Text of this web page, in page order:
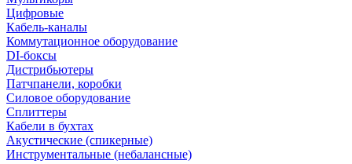
Цифровые
Кабель-каналы
Коммутационное оборудование
DI-боксы
Дистрибьютеры
Патчпанели, коробки
Силовое оборудование
Сплиттеры
Кабели в бухтах
Акустические (спикерные)
Инструментальные (небалансные)